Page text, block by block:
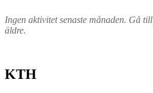
Ingen aktivitet senaste månaden. Gå till
äldre.
KTH